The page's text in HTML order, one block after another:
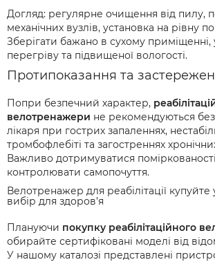
Догляд: регулярне очищення від пилу,
механічних вузлів, установка на рівну
Зберігати бажано в сухому
перегріву та підвищеної вологості.
Протипоказання та
Попри безпечний характер,
велотренажери не рекомендуються без
лікаря при гострих запаленнях,
тромбофлебіті та загостреннях
Важливо дотримуватися
контролювати самопочуття.
Велотренажер для реабілітації
вибір для здоров’я
Плануючи покупку реабілітаційного
обирайте сертифіковані моделі від
У нашому каталозі представлені